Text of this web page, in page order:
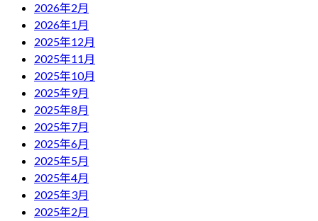
2026年2月
2026年1月
2025年12月
2025年11月
2025年10月
2025年9月
2025年8月
2025年7月
2025年6月
2025年5月
2025年4月
2025年3月
2025年2月